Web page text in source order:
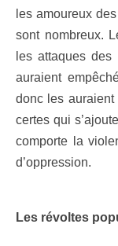
les amoureux
sont nombreux.
les attaques des
auraient
donc les auraient
certes qui
comporte la
d’oppression.
Les révoltes